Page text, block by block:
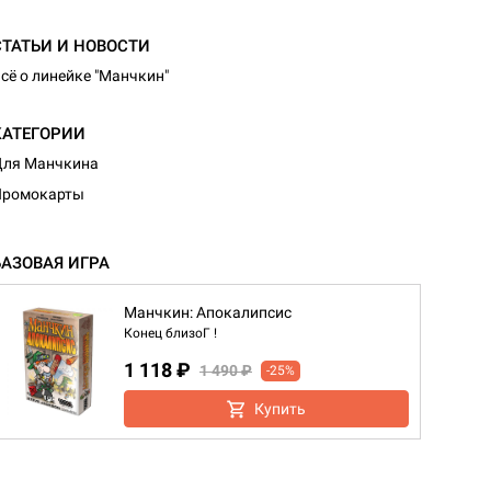
И НОВОСТИ
о линейке "Манчкин"
Манчкина
ИГРА
Манчкин: Апокалипсис
Конец близоГ !
1 118 ₽ 1 490 ₽ -25%
Купить